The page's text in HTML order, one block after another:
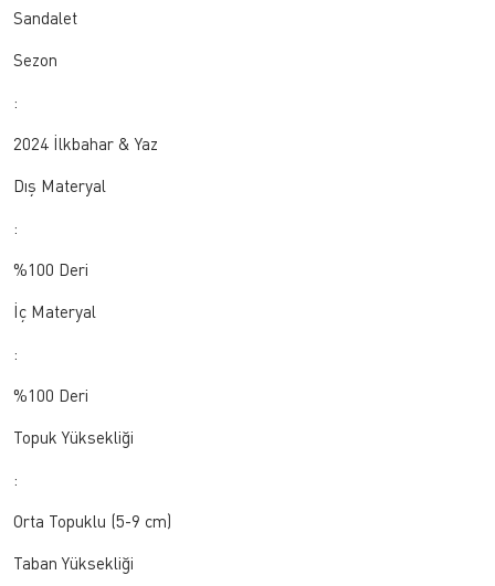
Sandalet
Sezon
:
2024 İlkbahar & Yaz
Dış Materyal
:
%100 Deri
İç Materyal
:
%100 Deri
Topuk Yüksekliği
:
Orta Topuklu (5-9 cm)
Taban Yüksekliği